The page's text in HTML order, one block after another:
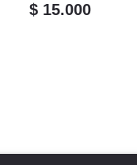
$ 15.000